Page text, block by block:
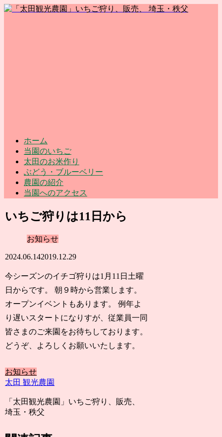
ホーム
当園のいちご
太田のお米作り
ぶどう・ブルーベリー
農園の紹介
当園へのアクセス
いちご狩りは11日から
お知らせ
2024.06.142019.12.29
今シーズンのイチゴ狩りは1月11日土曜
日からです。 朝９時から営業します。
オープンイベントもあります。 例年よ
り遅いスタートになりすが、従業員一同
皆さまのご来園をお待ちしております。
どうぞ、よろしくお願いいたします。
お知らせ
太田 観光農園
「太田観光農園」いちご狩り、販売、
埼玉・秩父